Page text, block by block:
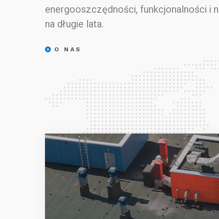
energooszczędności, funkcjonalności i
na długie lata.
O NAS